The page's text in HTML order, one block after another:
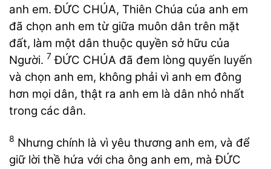
anh em. ĐỨC CHÚA, Thiên Chúa của anh em
đã chọn anh em từ giữa muôn dân trên mặt
đất, làm một dân thuộc quyền sở hữu của
Người. 7 ĐỨC CHÚA đã đem lòng quyến luyến
và chọn anh em, không phải vì anh em đông
hơn mọi dân, thật ra anh em là dân nhỏ nhất
trong các dân.
8 Nhưng chính là vì yêu thương anh em, và để
giữ lời thề hứa với cha ông anh em, mà ĐỨC